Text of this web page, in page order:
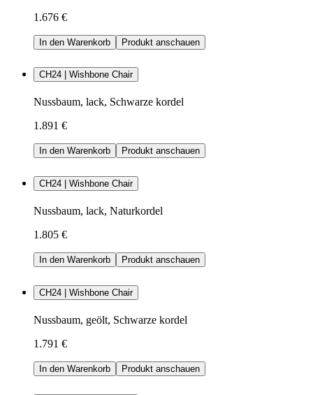
1.676 €
In den Warenkorb Produkt anschauen
CH24 | Wishbone Chair
Nussbaum, lack, Schwarze kordel
1.891 €
In den Warenkorb Produkt anschauen
CH24 | Wishbone Chair
Nussbaum, lack, Naturkordel
1.805 €
In den Warenkorb Produkt anschauen
CH24 | Wishbone Chair
Nussbaum, geölt, Schwarze kordel
1.791 €
In den Warenkorb Produkt anschauen